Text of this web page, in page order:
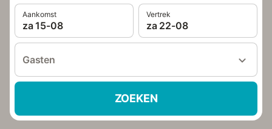
Aankomst
za 15-08
Vertrek
za 22-08
Gasten
ZOEKEN